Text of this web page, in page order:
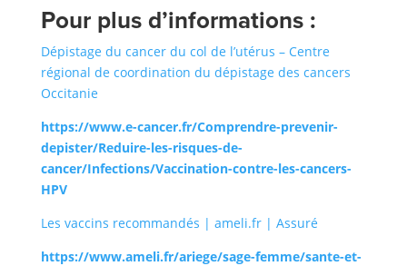
Pour plus d’informations :
Dépistage du cancer du col de l’utérus – Centre
régional de coordination du dépistage des cancers
Occitanie
https://www.e-cancer.fr/Comprendre-prevenir-
depister/Reduire-les-risques-de-
cancer/Infections/Vaccination-contre-les-cancers-
HPV
Les vaccins recommandés | ameli.fr | Assuré
https://www.ameli.fr/ariege/sage-femme/sante-et-